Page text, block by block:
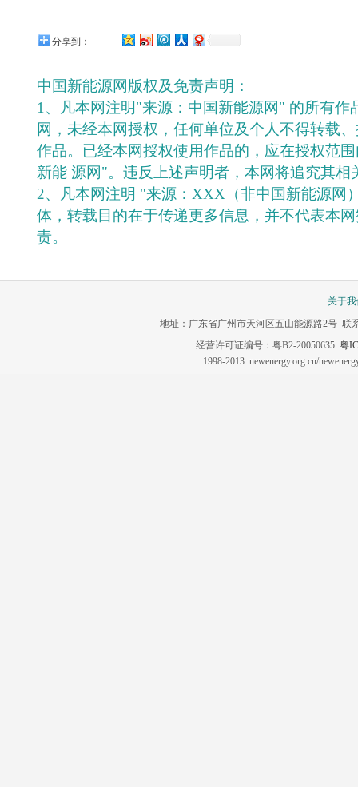
分享到：
中国新能源网版权及免责声明：
1、凡本网注明"来源：中国新能源网" 的所有作
网，未经本网授权，任何单位及个人不得转载
作品。已经本网授权使用作品的，应在授权范
新能 源网"。违反上述声明者，本网将追究其相
2、凡本网注明 "来源：XXX（非中国新能源网
体，转载目的在于传递更多信息，并不代表本
责。
关于
地址：广东省广州市天河区五山能源路2号 联
经营许可证编号：粤B2-20050635 粤
1998-2013 newenergy.org.cn/